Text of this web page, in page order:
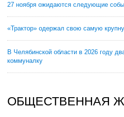
27 ноября ожидаются следующие
«Трактор» одержал свою самую
В Челябинской области в 2026 году
коммуналку
ОБЩЕСТВЕННАЯ